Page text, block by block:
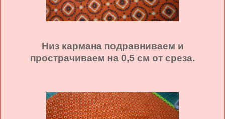
Низ кармана подравниваем и
прострачиваем на 0,5 см от среза.